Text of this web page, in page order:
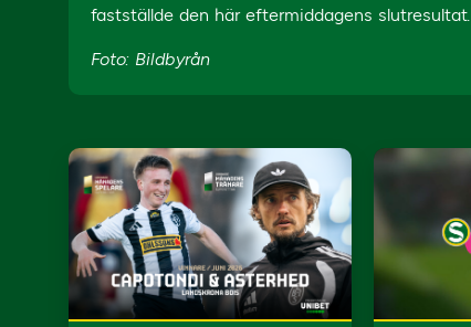
fastställde den här eftermiddagens slutresultat.
Foto: Bildbyrån